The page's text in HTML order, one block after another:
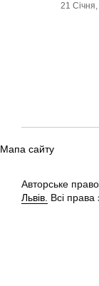
21
Мапа сайту
Авторське
Львів. Всі права